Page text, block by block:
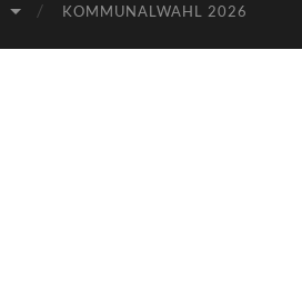
KOMMUNALWAHL 2026